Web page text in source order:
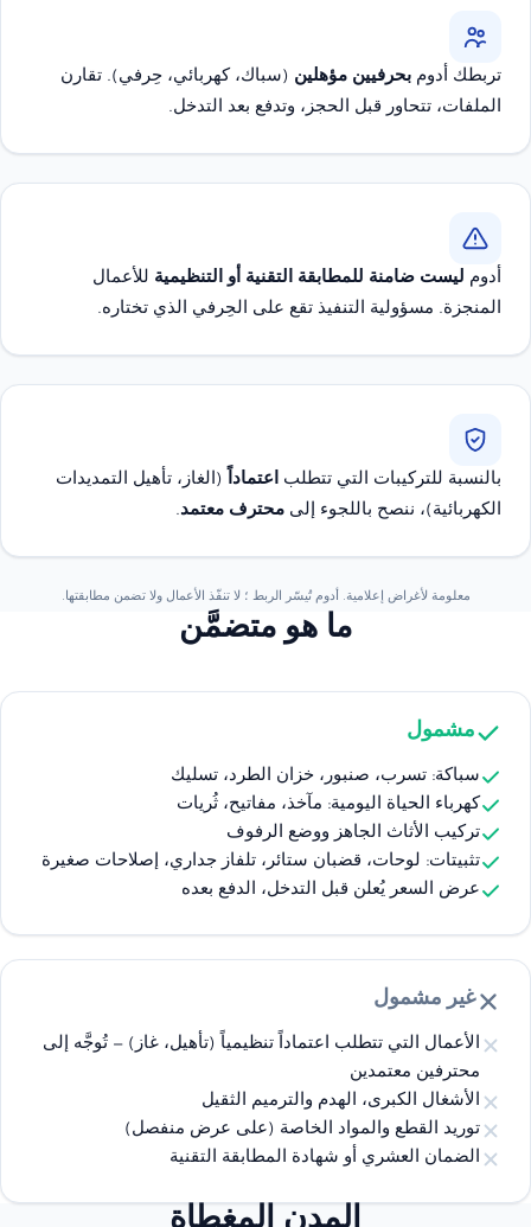
تربطك أدوم بحرفيين مؤهلين (سباك، كهربائي، حِرفي). تقارن
الملفات، تتحاور قبل الحجز، وتدفع بعد التدخل.
أدوم ليست ضامنة للمطابقة التقنية أو التنظيمية للأعمال
المنجزة. مسؤولية التنفيذ تقع على الحِرفي الذي تختاره.
بالنسبة للتركيبات التي تتطلب اعتماداً (الغاز، تأهيل التمديدات
الكهربائية)، ننصح باللجوء إلى محترف معتمد.
معلومة لأغراض إعلامية. أدوم تُيسّر الربط ؛ لا تنفّذ الأعمال ولا تضمن مطابقتها.
ما هو متضمَّن
مشمول
سباكة: تسرب، صنبور، خزان الطرد، تسليك
كهرباء الحياة اليومية: مآخذ، مفاتيح، ثُريات
تركيب الأثاث الجاهز ووضع الرفوف
تثبيتات: لوحات، قضبان ستائر، تلفاز جداري، إصلاحات صغيرة
عرض السعر يُعلن قبل التدخل، الدفع بعده
غير مشمول
الأعمال التي تتطلب اعتماداً تنظيمياً (تأهيل، غاز) — تُوجَّه إلى
محترفين معتمدين
الأشغال الكبرى، الهدم والترميم الثقيل
توريد القطع والمواد الخاصة (على عرض منفصل)
الضمان العشري أو شهادة المطابقة التقنية